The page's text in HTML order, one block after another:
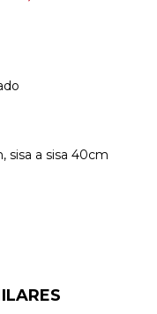
sisa a sisa 40cm